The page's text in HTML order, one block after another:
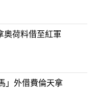
奧荷料借至紅軍
」外借費倫天拿